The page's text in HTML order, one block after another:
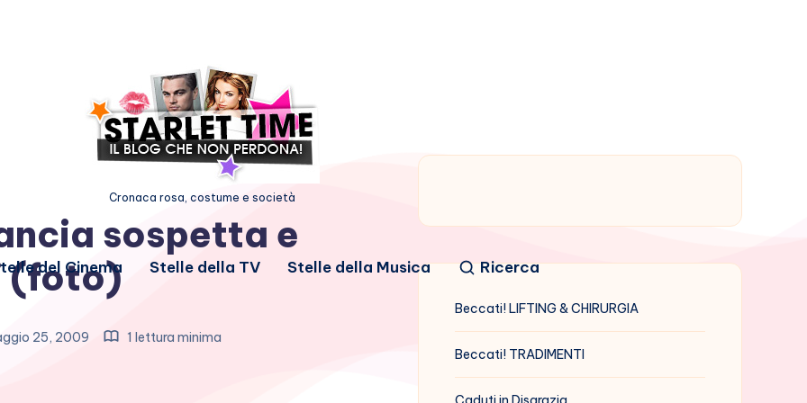
Cronaca rosa, costume e società
del Cinema Stelle della TV Stelle della Musica Ricerca
sospetta e
(foto)
25, 2009 1 lettura minima
Beccati! LIFTING & CHIRURGIA
Beccati! TRADIMENTI